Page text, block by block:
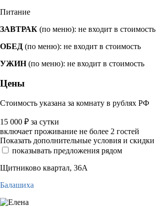
Питание
ЗАВТРАК (по меню): не входит в стоимость
ОБЕД (по меню): не входит в стоимость
УЖИН(по меню): не входит в стоимость
Цены
Стоимость указана за комнату в рублях РФ
15 000 ₽ за сутки
включает проживание не более 2 гостей
Показать дополнительные условия и скидки
показывать предложения рядом
Щитниково квартал, 36А
Балашиха